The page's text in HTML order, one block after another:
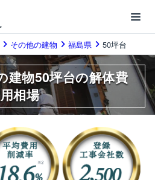
その他の建物 福島県 50坪台
建物50坪台の解体費
用相場